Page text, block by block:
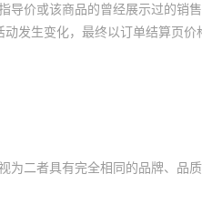
价或该商品的曾经展示过的销
发生变化，最终以订单结算页价
为二者具有完全相同的品牌、品